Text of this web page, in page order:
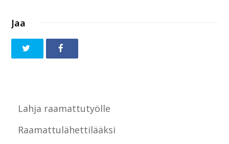
Jaa
Lahja raamattutyölle
Raamattulähettilääksi